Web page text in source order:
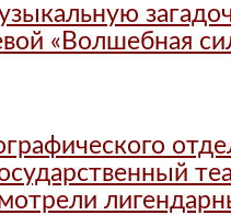
«Волшебная